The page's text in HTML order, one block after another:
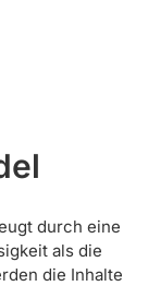
durch eine
als die
die Inhalte